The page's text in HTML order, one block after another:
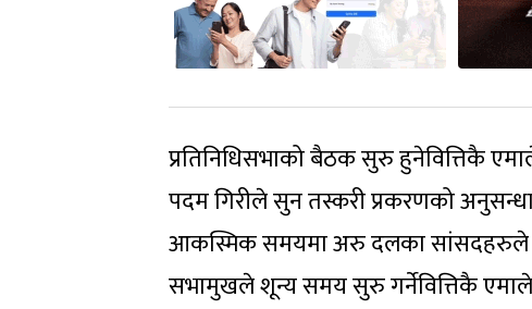
प्रतिनिधिसभाको बैठक सुरु हुनेवित्तिकै
पदम गिरीले सुन तस्करी प्रकरणको
आकस्मिक समयमा अरु दलका सांसदहरुले
सभामुखले शून्य समय सुरु गर्नेवित्तिकै